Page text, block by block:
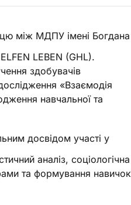
між МДПУ імені Богдана
LEBEN (GHL).
здобувачів
«Взаємодія
навчальної та
досвідом участі у
аналіз, соціологічна
та формування навичок